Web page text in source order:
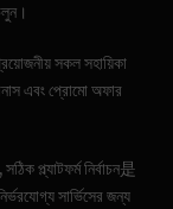
সকল সহায়িকা
এবং প্রোমো অফার
প্ল্যাটফর্ম নির্বাচন是
সার্ভিসের জন্য